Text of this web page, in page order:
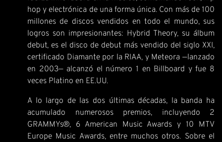
hop y electrónica de una forma única. Con más de 100
millones de discos vendidos en todo el mundo, sus
logros son impresionantes: Hybrid Theory, su álbum
debut, es el disco de debut más vendido del siglo XXI,
certificado Diamante por la RIAA, y Meteora —lanzado
en 2003— alcanzó el número 1 en Billboard y fue 8
veces Platino en EE.UU.
A lo largo de las dos últimas décadas, la banda ha
acumulado numerosos premios, incluyendo 2
GRAMMYs®, 6 American Music Awards y 10 MTV
Europe Music Awards, entre muchos otros. Sobre el